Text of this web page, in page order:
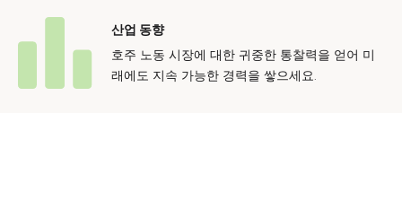
산업 동향
호주 노동 시장에 대한 귀중한 통찰력을 얻어 미
래에도 지속 가능한 경력을 쌓으세요.